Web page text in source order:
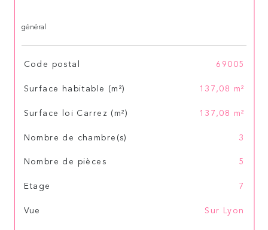
général
TRAD_SIROCCO_Caracteristique
Code postal 69005
Surface habitable (m²) 137,08 m²
Surface loi Carrez (m²) 137,08 m²
Nombre de chambre(s) 3
Nombre de pièces 5
Etage 7
Vue Sur Lyon